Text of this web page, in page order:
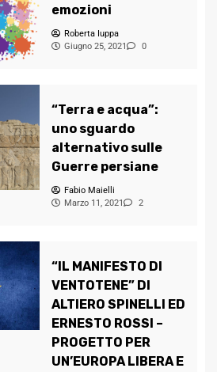
emozioni
Roberta Iuppa
Giugno 25, 2021
0
“Terra e acqua”:
uno sguardo
alternativo sulle
Guerre persiane
Fabio Maielli
Marzo 11, 2021
2
“IL MANIFESTO DI
VENTOTENE” DI
ALTIERO SPINELLI ED
ERNESTO ROSSI –
PROGETTO PER
UN’EUROPA LIBERA E